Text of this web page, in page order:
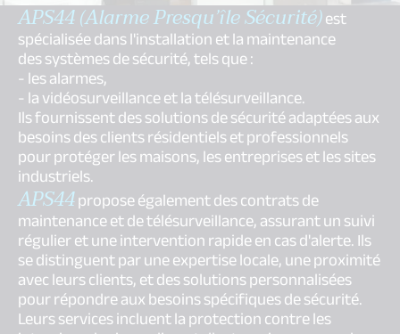
APS44 (Alarme Presqu’île Sécurité)est
spécialisée dans l'installation et la maintenance
des systèmes de sécurité, tels que :
- les alarmes,
- la vidéosurveillance et la télésurveillance.
Ils fournissent des solutions de sécurité adaptées aux
besoins des clients résidentiels et professionnels
pour protéger les maisons, les entreprises et les sites
industriels.
APS44propose également des contrats de
maintenance et de télésurveillance, assurant un suivi
régulier et une intervention rapide en cas d'alerte. Ils
se distinguent par une expertise locale, une proximité
avec leurs clients, et des solutions personnalisées
pour répondre aux besoins spécifiques de sécurité.
Leurs services incluent la protection contre les